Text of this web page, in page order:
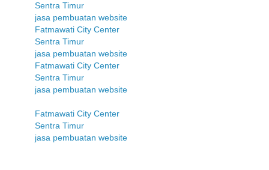
Sentra Timur
jasa pembuatan website
Fatmawati City Center
Sentra Timur
jasa pembuatan website
Fatmawati City Center
Sentra Timur
jasa pembuatan website
Fatmawati City Center
Sentra Timur
jasa pembuatan website